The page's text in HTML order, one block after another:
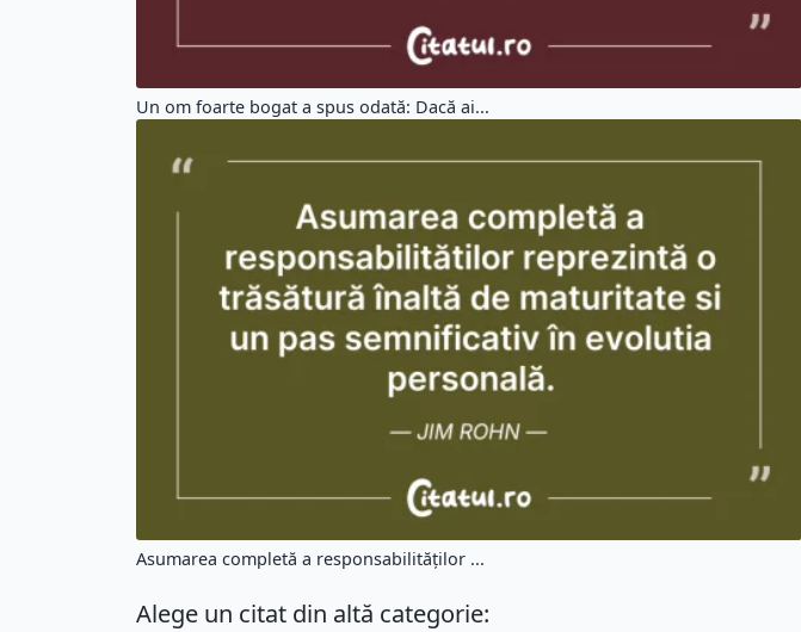
Un om foarte bogat a spus odată: Dacă ai...
Asumarea completă a responsabilităților ...
Alege un citat din altă categorie: